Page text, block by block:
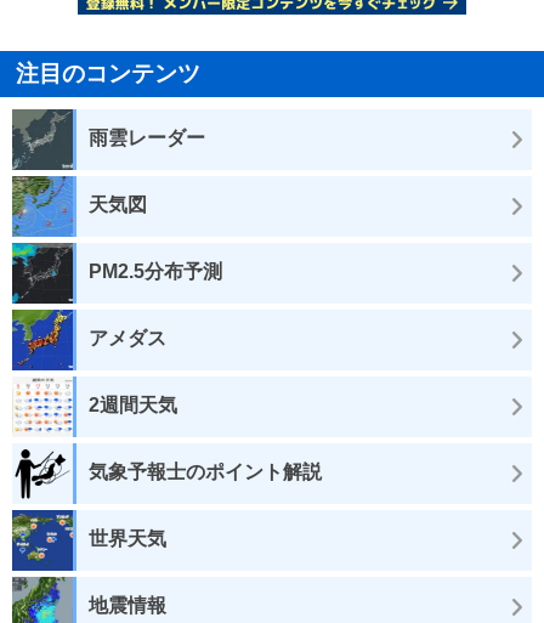
注目のコンテンツ
雨雲レーダー
天気図
PM2.5分布予測
アメダス
2週間天気
気象予報士のポイント解説
世界天気
地震情報